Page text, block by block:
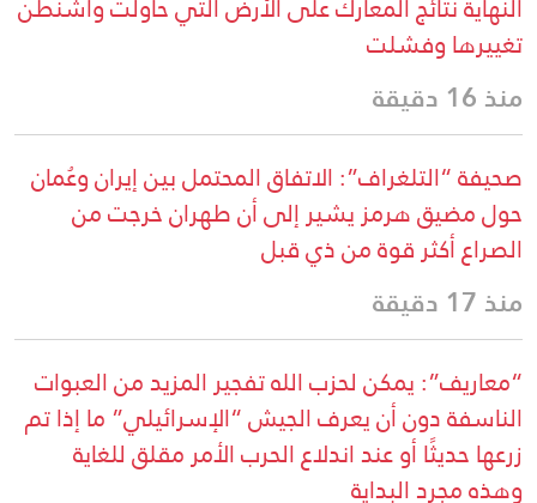
تغييرها وفشلت
منذ 16 دقيقة
صحيفة “التلغراف”: الاتفاق المحتمل بين إيران وعُمان
حول مضيق هرمز يشير إلى أن طهران خرجت من
الصراع أكثر قوة من ذي قبل
منذ 17 دقيقة
“معاريف”: يمكن لحزب الله تفجير المزيد من العبوات
الناسفة دون أن يعرف الجيش “الإسرائيلي” ما إذا تم
زرعها حديثًا أو عند اندلاع الحرب الأمر مقلق للغاية
وهذه مجرد البداية